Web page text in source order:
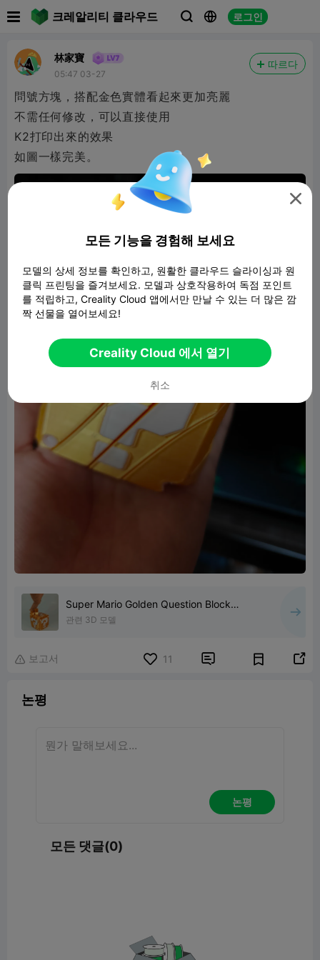
크레알리티 클라우드   로그인
林家寶
05:47 03-27
따르다
問號方塊，搭配金色實體看起來更加亮麗
不需任何修改，可以直接使用
K2打印出來的效果
如圖一樣完美。
Super Mario Golden Question Block
Twisty Fidget
관련 3D 모델
 보고서 11  
논평
논평
모든 댓글(0)

모든 기능을 경험해 보세요
모델의 상세 정보를 확인하고, 원활한 클라우드 슬라이싱과 원
클릭 프린팅을 즐겨보세요. 모델과 상호작용하여 독점 포인트
를 적립하고, Creality Cloud 앱에서만 만날 수 있는 더 많은 깜
짝 선물을 열어보세요!
Creality Cloud 에서 열기
취소